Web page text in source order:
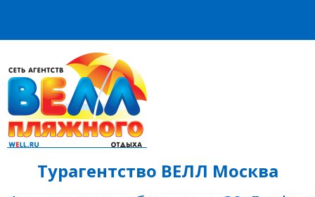
Турагентство ВЕЛЛ Москва